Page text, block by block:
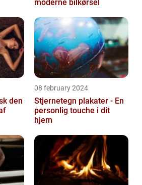
moderne bilkørsel
den
08 february 2024
Stjernetegn plakater - En
personlig touche i dit
hjem